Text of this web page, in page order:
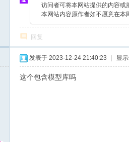
访问者可将本网站提供的内容或
本网站内容原作者如不愿意在本
回复
发表于 2023-12-24 21:40:23 显
这个包含模型库吗